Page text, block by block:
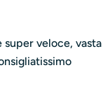
veloce, vasta